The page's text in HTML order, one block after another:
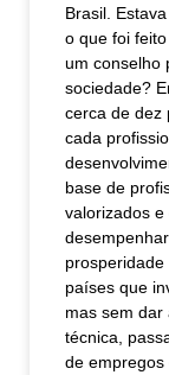
Brasil.
o que foi
um conselho
sociedade?
cerca de dez
cada
base de
valorizados
países que
mas sem dar
técnica,
de empregos